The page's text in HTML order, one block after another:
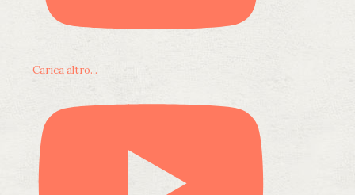
Carica altro...